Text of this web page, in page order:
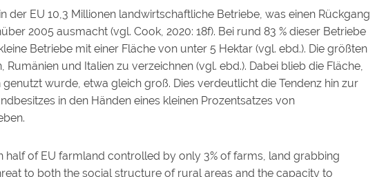
der EU 10,3 Millionen landwirtschaftliche Betriebe, was einen Rückgang
2005 ausmacht (vgl. Cook, 2020: 18f). Bei rund 83 % dieser Betriebe
Betriebe mit einer Fläche von unter 5 Hektar (vgl. ebd.). Die größten
Rumänien und Italien zu verzeichnen (vgl. ebd.). Dabei blieb die Fläche,
wurde, etwa gleich groß. Dies verdeutlicht die Tendenz hin zur
in den Händen eines kleinen Prozentsatzes von
half of EU farmland controlled by only 3% of farms, land grabbing
to both the social structure of rural areas and the capacity to